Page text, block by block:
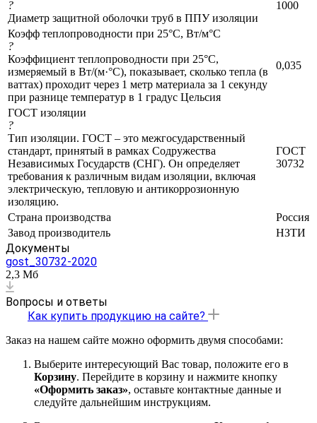
?
Диаметр защитной оболочки труб в ППУ изоляции
1000
Коэфф теплопроводности при 25°С, Вт/м°C
?
Коэффициент теплопроводности при 25°C,
измеряемый в Вт/(м·°C), показывает, сколько тепла (в
ваттах) проходит через 1 метр материала за 1 секунду
при разнице температур в 1 градус Цельсия
0,035
ГОСТ изоляции
?
Тип изоляции. ГОСТ – это межгосударственный
стандарт, принятый в рамках Содружества
Независимых Государств (СНГ). Он определяет
требования к различным видам изоляции, включая
электрическую, тепловую и антикоррозионную
изоляцию.
ГОСТ
30732
Страна производства
Россия
Завод производитель
НЗТИ
Документы
gost_30732-2020
2,3 Мб
Вопросы и ответы
Как купить продукцию на сайте?
Заказ на нашем сайте можно оформить двумя способами:
Выберите интересующий Вас товар, положите его в
Корзину. Перейдите в корзину и нажмите кнопку
«Оформить заказ», оставьте контактные данные и
следуйте дальнейшим инструкциям.